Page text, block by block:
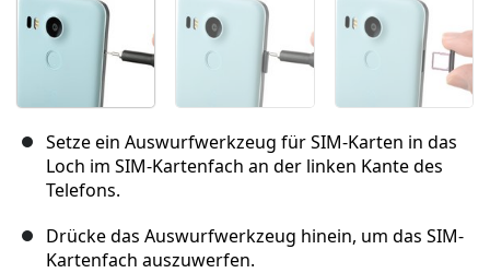
Setze ein Auswurfwerkzeug für SIM-Karten in das
Loch im SIM-Kartenfach an der linken Kante des
Telefons.
Drücke das Auswurfwerkzeug hinein, um das SIM-
Kartenfach auszuwerfen.